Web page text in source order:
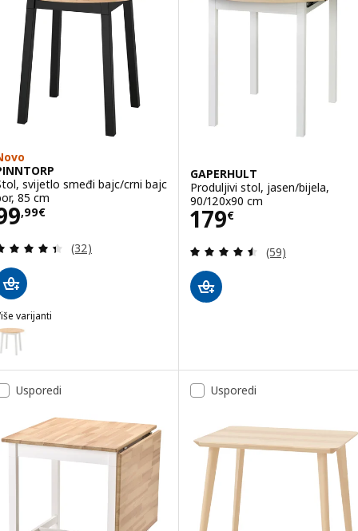
svijetlo smeđi bajc/crni bajc
85 cm
,99€ 99,99€
Revizija: 4.4 od 5 zvjezdica. Ukupno recenzija:
(32)
varijanti
PINNTORP, Stol, svijetlo smeđi bajc/bijeli bajc bor, 85 cm
GAPERHULT
Produljivi stol, jasen/bijela,
90/120x90 cm
179€
Cijena 179€
Revizija: 4.5
(59)
Usporedi Usporedi